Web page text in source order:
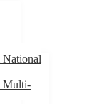
Multi-